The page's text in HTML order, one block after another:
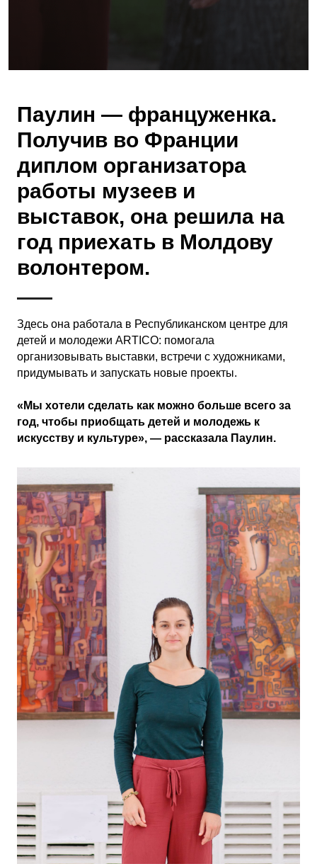
Паулин — француженка.
Получив во Франции
диплом организатора
работы музеев и
выставок, она решила на
год приехать в Молдову
волонтером.
Здесь она работала в Республиканском центре для
детей и молодежи ARTICO: помогала
организовывать выставки, встречи с художниками,
придумывать и запускать новые проекты.
«Мы хотели сделать как можно больше всего за
год, чтобы приобщать детей и молодежь к
искусству и культуре», — рассказала Паулин.